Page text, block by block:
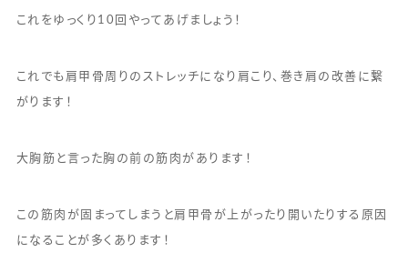
これをゆっくり10回やってあげましょう！
これでも肩甲骨周りのストレッチになり肩こり、巻き肩の改善に繋
がります！
大胸筋と言った胸の前の筋肉があります！
この筋肉が固まってしまうと肩甲骨が上がったり開いたりする原因
になることが多くあります！